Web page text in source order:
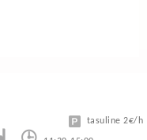
tasuline 2€/h